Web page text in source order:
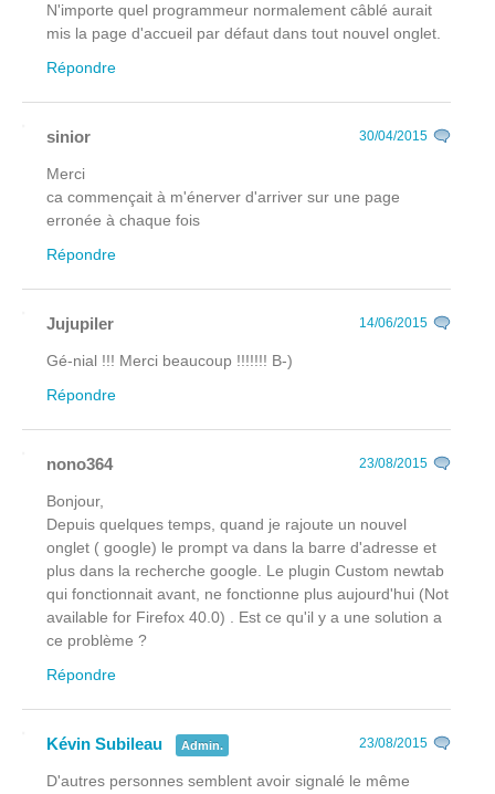
N'importe quel programmeur normalement câblé aurait
mis la page d'accueil par défaut dans tout nouvel onglet.
Répondre
sinior 30/04/2015
Merci
ca commençait à m'énerver d'arriver sur une page
erronée à chaque fois
Répondre
Jujupiler 14/06/2015
Gé-nial !!! Merci beaucoup !!!!!!! B-)
Répondre
nono364 23/08/2015
Bonjour,
Depuis quelques temps, quand je rajoute un nouvel
onglet ( google) le prompt va dans la barre d'adresse et
plus dans la recherche google. Le plugin Custom newtab
qui fonctionnait avant, ne fonctionne plus aujourd'hui (Not
available for Firefox 40.0) . Est ce qu'il y a une solution a
ce problème ?
Répondre
Kévin Subileau Admin. 23/08/2015
D'autres personnes semblent avoir signalé le même